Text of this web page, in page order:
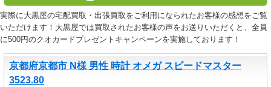
実際に大黒屋の宅配買取・出張買取をご利用になられたお客様の感想をご覧
いただけます！大黒屋では買取されたお客様の声をお送りいただくと、全員
に500円のクオカードプレゼントキャンペーンを実施しております！
京都府京都市 N様 男性 時計 オメガ スピードマスター
3523.80